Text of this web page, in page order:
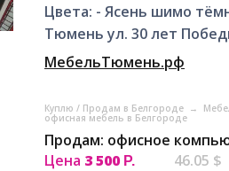
Цвета: - Ясень шимо
Тюмень ул. 30 лет
МебельТюмень.рф
Куплю / Продам в Белгороде →
офисная мебель в Белгороде
Продам: офисное
Цена 3 500 Р. 46.05 $